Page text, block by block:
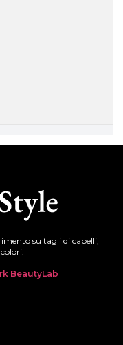
su tagli di capelli,
BeautyLab